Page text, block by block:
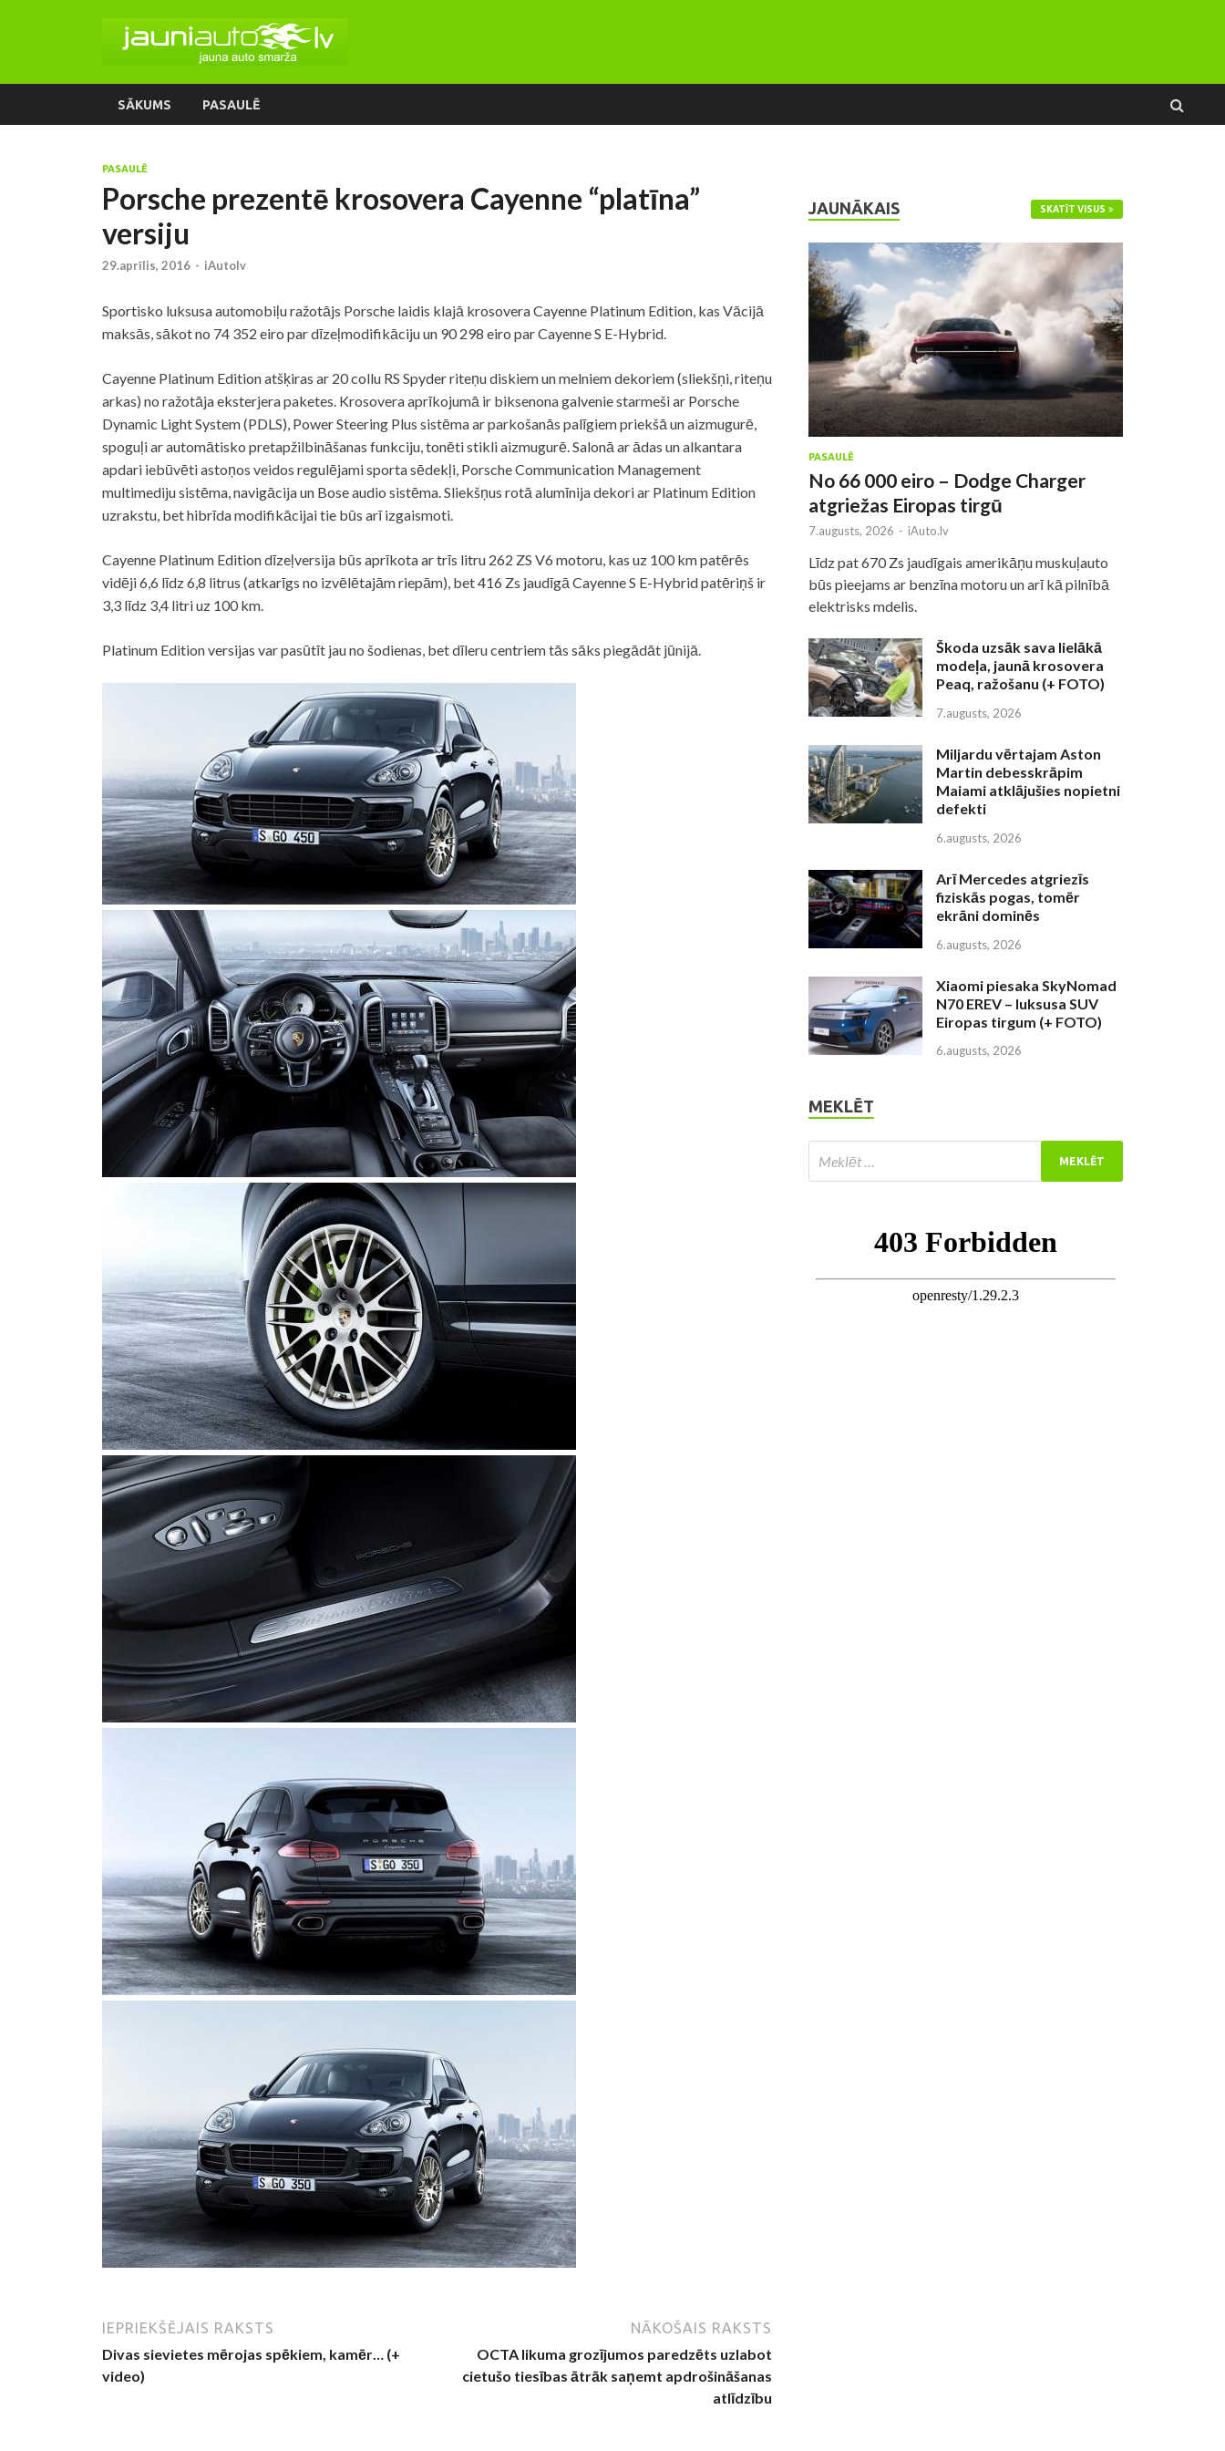
SĀKUMS PASAULĒ
PASAULĒ
Porsche prezentē krosovera Cayenne “platīna”
versiju
29.aprīlis, 2016 - iAutolv
Sportisko luksusa automobiļu ražotājs Porsche laidis klajā krosovera Cayenne Platinum Edition, kas Vācijā
maksās, sākot no 74 352 eiro par dīzeļmodifikāciju un 90 298 eiro par Cayenne S E-Hybrid.
Cayenne Platinum Edition atšķiras ar 20 collu RS Spyder riteņu diskiem un melniem dekoriem (sliekšņi, riteņu
arkas) no ražotāja eksterjera paketes. Krosovera aprīkojumā ir biksenona galvenie starmeši ar Porsche
Dynamic Light System (PDLS), Power Steering Plus sistēma ar parkošanās palīgiem priekšā un aizmugurē,
spoguļi ar automātisko pretapžilbināšanas funkciju, tonēti stikli aizmugurē. Salonā ar ādas un alkantara
apdari iebūvēti astoņos veidos regulējami sporta sēdekļi, Porsche Communication Management
multimediju sistēma, navigācija un Bose audio sistēma. Sliekšņus rotā alumīnija dekori ar Platinum Edition
uzrakstu, bet hibrīda modifikācijai tie būs arī izgaismoti.
Cayenne Platinum Edition dīzeļversija būs aprīkota ar trīs litru 262 ZS V6 motoru, kas uz 100 km patērēs
vidēji 6,6 līdz 6,8 litrus (atkarīgs no izvēlētajām riepām), bet 416 Zs jaudīgā Cayenne S E-Hybrid patēriņš ir
3,3 līdz 3,4 litri uz 100 km.
Platinum Edition versijas var pasūtīt jau no šodienas, bet dīleru centriem tās sāks piegādāt jūnijā.
IEPRIEKŠĒJAIS RAKSTS
Divas sievietes mērojas spēkiem, kamēr… (+
video)
NĀKOŠAIS RAKSTS
OCTA likuma grozījumos paredzēts uzlabot
cietušo tiesības ātrāk saņemt apdrošināšanas
atlīdzību
JAUNĀKAIS SKATĪT VISUS
PASAULĒ
No 66 000 eiro – Dodge Charger
atgriežas Eiropas tirgū
7.augusts, 2026 - iAuto.lv
Līdz pat 670 Zs jaudīgais amerikāņu muskuļauto
būs pieejams ar benzīna motoru un arī kā pilnībā
elektrisks mdelis.
Škoda uzsāk sava lielākā
modeļa, jaunā krosovera
Peaq, ražošanu (+ FOTO)
7.augusts, 2026
Miljardu vērtajam Aston
Martin debesskrāpim
Maiami atklājušies nopietni
defekti
6.augusts, 2026
Arī Mercedes atgriezīs
fiziskās pogas, tomēr
ekrāni dominēs
6.augusts, 2026
Xiaomi piesaka SkyNomad
N70 EREV – luksusa SUV
Eiropas tirgum (+ FOTO)
6.augusts, 2026
MEKLĒT